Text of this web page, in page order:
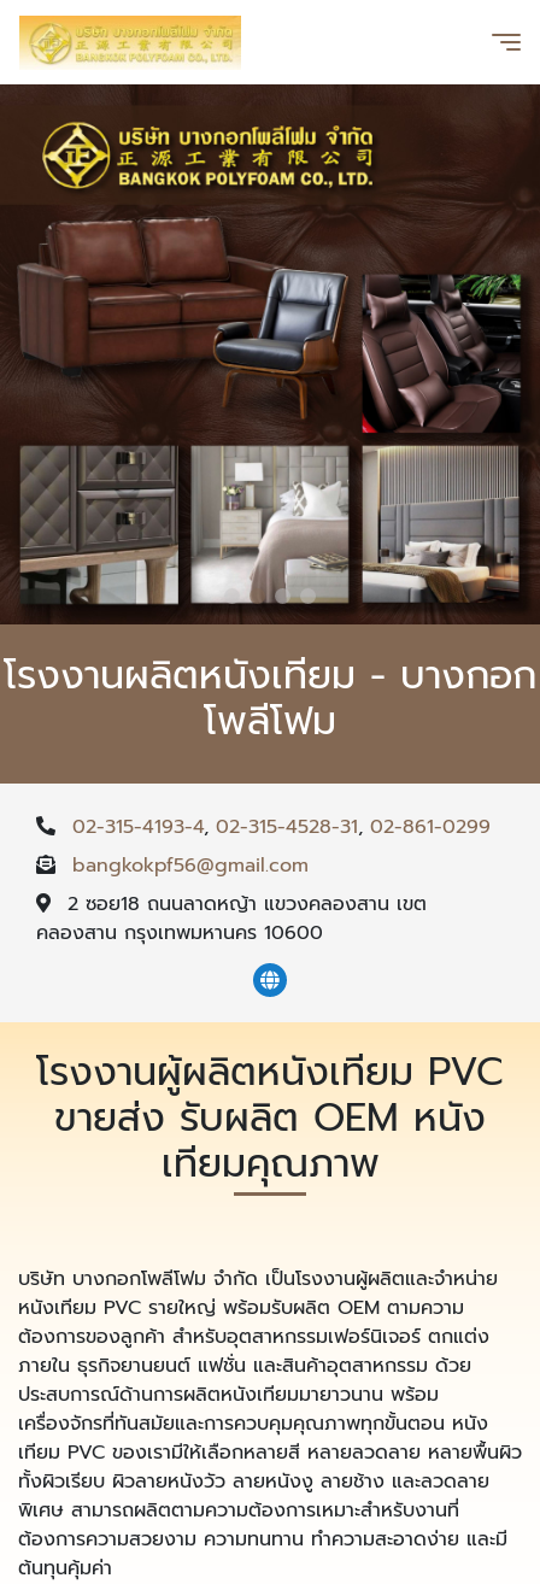
โรงงานผลิตหนังเทียม - บางกอก
โพลีโฟม
02-315-4193-4, 02-315-4528-31, 02-861-0299
bangkokpf56@gmail.com
2 ซอย18 ถนนลาดหญ้า แขวงคลองสาน เขต
คลองสาน กรุงเทพมหานคร 10600
โรงงานผู้ผลิตหนังเทียม PVC
ขายส่ง รับผลิต OEM หนัง
เทียมคุณภาพ
บริษัท บางกอกโพลีโฟม จำกัด เป็นโรงงานผู้ผลิตและจำหน่าย
หนังเทียม PVC รายใหญ่ พร้อมรับผลิต OEM ตามความ
ต้องการของลูกค้า สำหรับอุตสาหกรรมเฟอร์นิเจอร์ ตกแต่ง
ภายใน ธุรกิจยานยนต์ แฟชั่น และสินค้าอุตสาหกรรม ด้วย
ประสบการณ์ด้านการผลิตหนังเทียมมายาวนาน พร้อม
เครื่องจักรที่ทันสมัยและการควบคุมคุณภาพทุกขั้นตอน หนัง
เทียม PVC ของเรามีให้เลือกหลายสี หลายลวดลาย หลายพื้นผิว
ทั้งผิวเรียบ ผิวลายหนังวัว ลายหนังงู ลายช้าง และลวดลาย
พิเศษ สามารถผลิตตามความต้องการเหมาะสำหรับงานที่
ต้องการความสวยงาม ความทนทาน ทำความสะอาดง่าย และมี
ต้นทุนคุ้มค่า